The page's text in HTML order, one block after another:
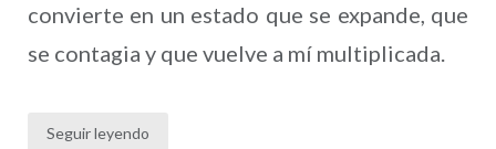
convierte en un estado que se expande, que
se contagia y que vuelve a mí multiplicada.
Seguir leyendo